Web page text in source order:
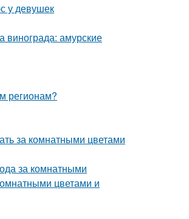
у девушек
винограда: амурские
регионам?
за комнатными цветами
за комнатными
цветами и